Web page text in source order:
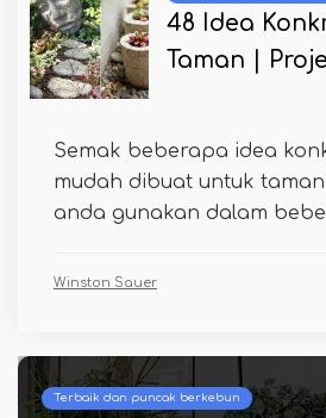
48 Idea
Taman |
Semak beberapa idea
mudah dibuat untuk
anda gunakan dalam
Winston Sauer
Terbaik dan puncak berkebun